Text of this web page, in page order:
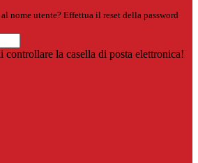
nome utente? Effettua il reset della password
controllare la casella di posta elettronica!